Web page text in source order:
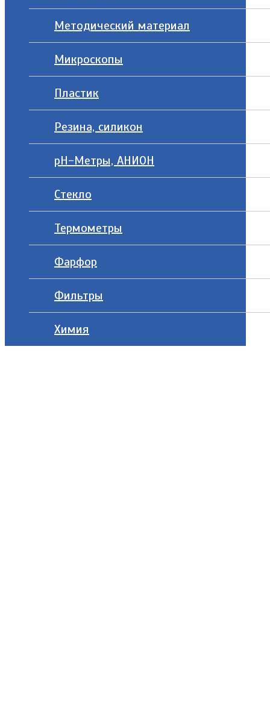
Методический материал
Микроскопы
Пластик
Резина, силикон
рН-Метры, АНИОН
Стекло
Термометры
Фарфор
Фильтры
Химия